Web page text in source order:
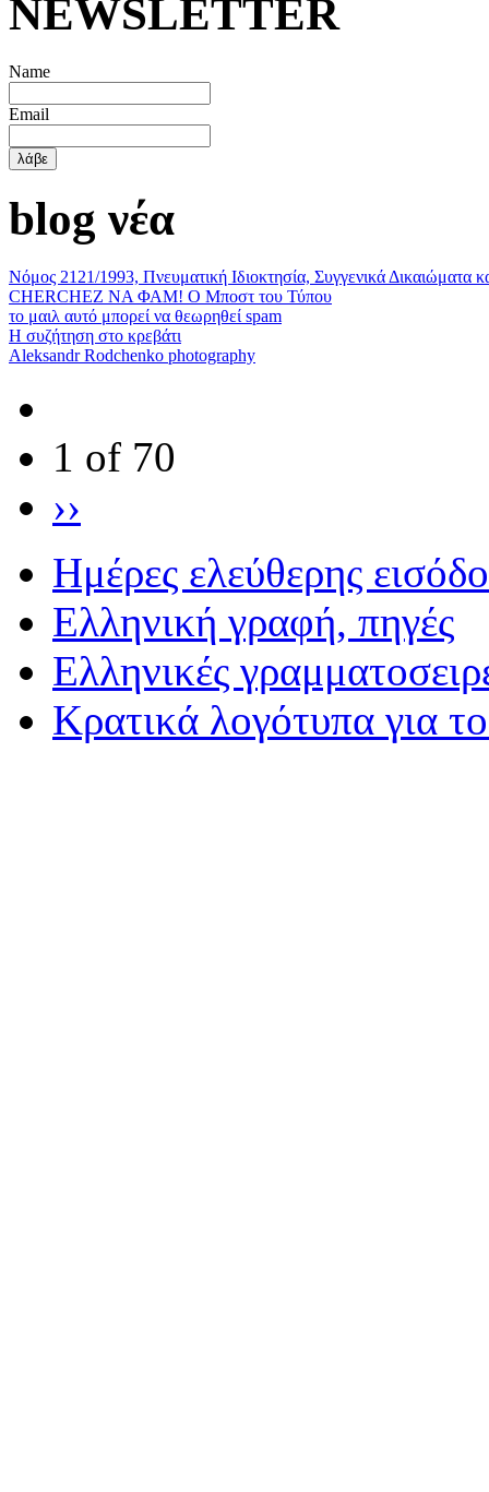
ΝΕWSLETTER
Name
Email
blog νέα
Νόμος 2121/1993, Πνευματική Ιδιοκτησία, Συγγενικά Δικαιώματα
CHERCHEZ ΝΑ ΦΑΜ! Ο Μποστ του Τύπου
το μαιλ αυτό μπορεί να θεωρηθεί spam
Η συζήτηση στο κρεβάτι
Aleksandr Rodchenko photography
1 of 70
››
Ημέρες ελεύθερης
Eλληνική γραφή, πηγές
Ελληνικές
Κρατικά λογότυπα για